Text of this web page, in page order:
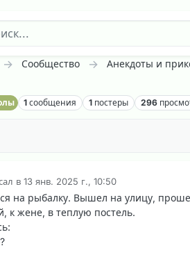
Сообщество Анекдоты и
1 сообщения 1 постеры 296
в 13 янв. 2025 г., 10:50
на рыбалку. Вышел на улицу,
к жене, в теплую постель.